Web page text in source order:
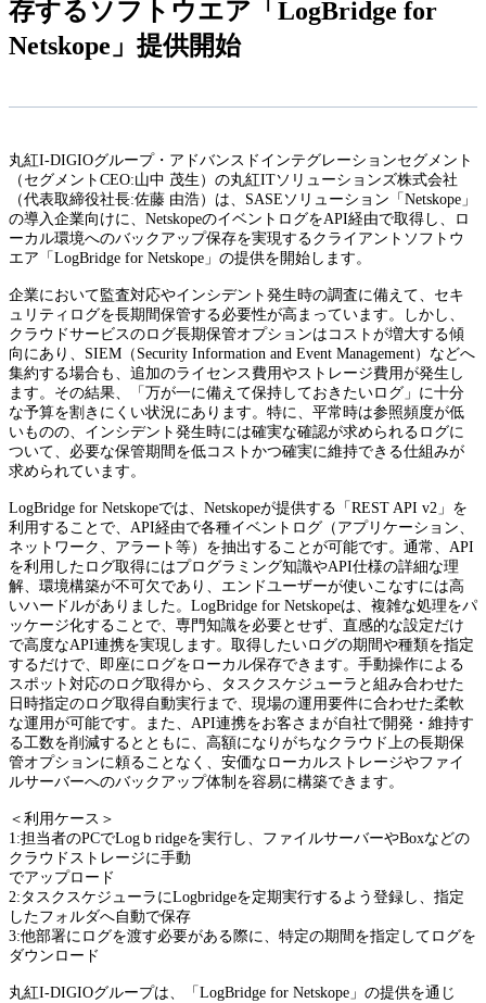
存するソフトウエア「LogBridge for
Netskope」提供開始
丸紅I-DIGIOグループ・アドバンスドインテグレーションセグメント
（セグメントCEO:山中 茂生）の丸紅ITソリューションズ株式会社
（代表取締役社長:佐藤 由浩）は、SASEソリューション「Netskope」
の導入企業向けに、NetskopeのイベントログをAPI経由で取得し、ロ
ーカル環境へのバックアップ保存を実現するクライアントソフトウ
エア「LogBridge for Netskope」の提供を開始します。
企業において監査対応やインシデント発生時の調査に備えて、セキ
ュリティログを長期間保管する必要性が高まっています。しかし、
クラウドサービスのログ長期保管オプションはコストが増大する傾
向にあり、SIEM（Security Information and Event Management）などへ
集約する場合も、追加のライセンス費用やストレージ費用が発生し
ます。その結果、「万が一に備えて保持しておきたいログ」に十分
な予算を割きにくい状況にあります。特に、平常時は参照頻度が低
いものの、インシデント発生時には確実な確認が求められるログに
ついて、必要な保管期間を低コストかつ確実に維持できる仕組みが
求められています。
LogBridge for Netskopeでは、Netskopeが提供する「REST API v2」を
利用することで、API経由で各種イベントログ（アプリケーション、
ネットワーク、アラート等）を抽出することが可能です。通常、API
を利用したログ取得にはプログラミング知識やAPI仕様の詳細な理
解、環境構築が不可欠であり、エンドユーザーが使いこなすには高
いハードルがありました。LogBridge for Netskopeは、複雑な処理をパ
ッケージ化することで、専門知識を必要とせず、直感的な設定だけ
で高度なAPI連携を実現します。取得したいログの期間や種類を指定
するだけで、即座にログをローカル保存できます。手動操作による
スポット対応のログ取得から、タスクスケジューラと組み合わせた
日時指定のログ取得自動実行まで、現場の運用要件に合わせた柔軟
な運用が可能です。また、API連携をお客さまが自社で開発・維持す
る工数を削減するとともに、高額になりがちなクラウド上の長期保
管オプションに頼ることなく、安価なローカルストレージやファイ
ルサーバーへのバックアップ体制を容易に構築できます。
＜利用ケース＞
1:担当者のPCでLogｂridgeを実行し、ファイルサーバーやBoxなどの
クラウドストレージに手動
でアップロード
2:タスクスケジューラにLogbridgeを定期実行するよう登録し、指定
したフォルダへ自動で保存
3:他部署にログを渡す必要がある際に、特定の期間を指定してログを
ダウンロード
丸紅I-DIGIOグループは、「LogBridge for Netskope」の提供を通じ